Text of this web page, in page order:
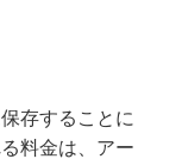
存することに
料金は、アー